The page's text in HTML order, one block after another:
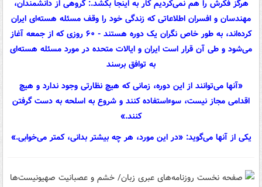
هرگز فکرش را هم نمی‌کردیم کار به اینجا بکشد.: گروهی از دانشمندان،
مهندسان و افسران اطلاعاتی که زندگی خود را وقف مسئله هسته‌ای ایران
کرده‌اند، به طور خاص نگران یک دوره هستند - ۶۰ روزی که از جمعه آغاز
می‌شود و طی آن قرار است ایران و ایالات متحده در مورد مسئله هسته‌ای
به توافق برسند
«آنها می‌توانند از این دوره، زمانی که هیچ نظارتی وجود ندارد و هیچ
اقدامی مجاز نیست، سوءاستفاده کنند و شروع به اسلحه به دست گرفتن
کنند.»
یکی از آنها می‌گوید: «در این مورد، هر چه بیشتر بدانی، کمتر می‌خوابی.»